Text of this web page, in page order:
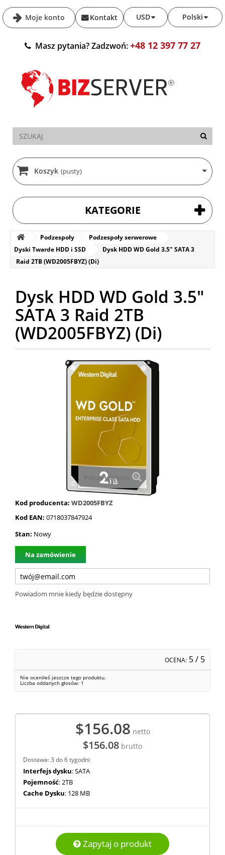
Moje konto Polski
USD
Kontakt
Masz pytania? Zadzwoń:+48 12 397 77 27
Koszyk (pusty)
KATEGORIE
Podzespoły
Podzespoły serwerowe
Dyski Twarde HDD i SSD
Dysk HDD WD Gold 3.5" SATA 3
Raid 2TB (WD2005FBYZ) (Di)
Dysk HDD WD Gold 3.5"
SATA 3 Raid 2TB
(WD2005FBYZ) (Di)
Pokaż większe
Kod producenta: WD2005FBYZ
Kod EAN: 0718037847924
Stan: Nowy
Na zamówienie
Powiadom mnie kiedy będzie dostępny
OCENA: 5/ 5
Nie oceniłeś jeszcze tego produktu.
Liczba oddanych głosów: 1
$156.08 netto
$156.08 brutto
Dostawa: 3 do 6 tygodni
Interfejs dysku: SATA
Pojemność: 2TB
Cache Dysku: 128 MB
Zapytaj o produkt